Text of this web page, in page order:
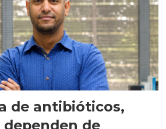
de antibióticos,
de